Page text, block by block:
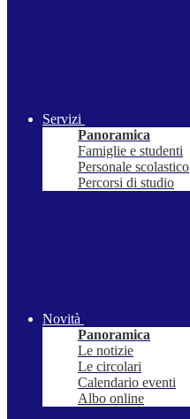
Servizi
Panoramica
Famiglie e studenti
Personale scolastico
Percorsi di studio
Novità
Panoramica
Le notizie
Le circolari
Calendario eventi
Albo online